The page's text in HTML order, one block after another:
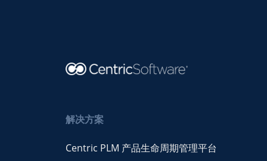
解决方案
Centric PLM 产品生命周期管理平台